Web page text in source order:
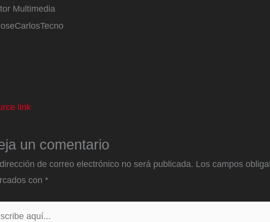
Multimedia
link
un comentario
de correo electrónico no será publicada. Los campos
con *